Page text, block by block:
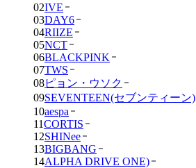
02IVE
03DAY6
04RIIZE
05NCT
06BLACKPINK
07TWS
08ピョン・ウソク
09SEVENTEEN(セブンティーン)
10aespa
11CORTIS
12SHINee
13BIGBANG
14ALPHA DRIVE ONE)